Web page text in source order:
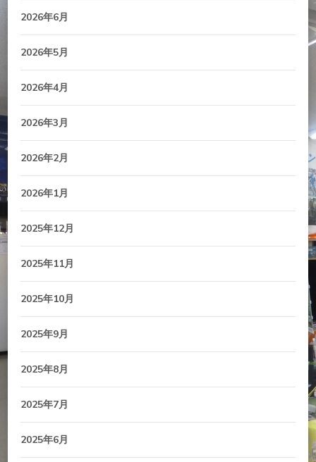
2026年6月
2026年5月
2026年4月
2026年3月
2026年2月
2026年1月
2025年12月
2025年11月
2025年10月
2025年9月
2025年8月
2025年7月
2025年6月